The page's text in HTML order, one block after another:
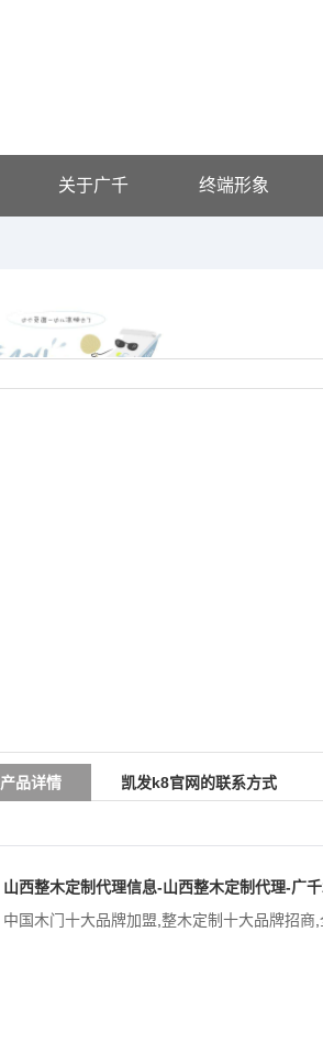
关于广千 终端形象
产品详情 凯发k8官网的联系方式
山西整木定制代理信息-山西整木定制代理-广千
中国木门十大品牌加盟 整木定制十大品牌招商